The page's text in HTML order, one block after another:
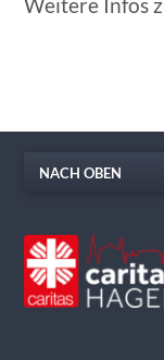
Weitere Infos
NACH OBEN